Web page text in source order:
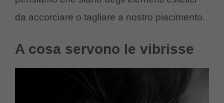
da accorciare o tagliare a nostro piacimento.
A cosa servono le vibrisse